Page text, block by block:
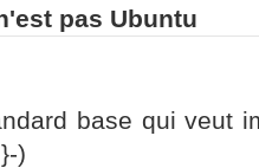
pas Ubuntu
base qui veut
)